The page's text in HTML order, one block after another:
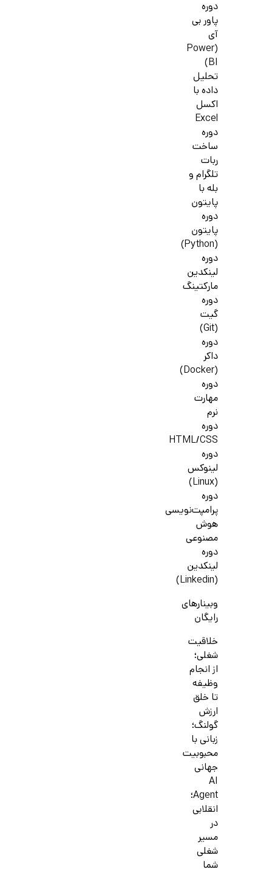
دوره
پاور بی
آی
(Power
BI)
تحلیل
داده با
اکسل
Excel
دوره
ساخت
ربات
تلگرام و
بله با
پایتون
دوره
پایتون
(Python)
دوره
لینکدین
مارکتینگ
دوره
گیت
(Git)
دوره
داکر
(Docker)
دوره
مهارت
نرم
دوره
HTML/CSS
دوره
لینوکس
(Linux)
دوره
پرامپت‌نویسی
هوش
مصنوعی
دوره
لینکدین
(Linkedin)
وبینارهای
رایگان
خلاقیت
شغلی؛
از انجام
وظیفه
تا خلق
ارزش
گولنگ؛
زبانی با
محبوبیت
جهانی
AI
Agent؛
انقلابی
در
مسیر
شغلی